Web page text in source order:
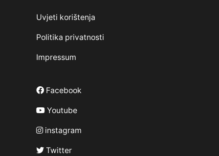
Uvjeti korištenja
Politika privatnosti
Impressum
Facebook
Youtube
instagram
Twitter